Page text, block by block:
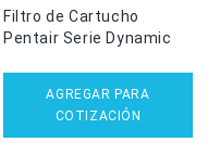
Filtro de Cartucho
Pentair Serie Dynamic
AGREGAR PARA
COTIZACIÓN